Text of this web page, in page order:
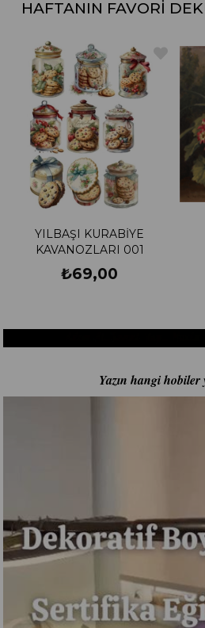
HAFTANIN FAVORİ
EACH DEK 012
₺69,00
Yazın hangi hobiler